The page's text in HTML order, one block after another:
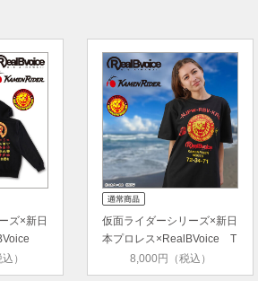
ズ×新日
）
仮面ライダーシリーズ×新日
本プロレス×RealBVoice T
8,000円（税込）